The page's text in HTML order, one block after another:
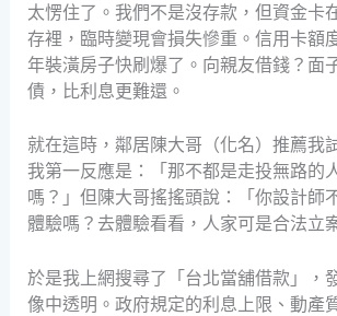
太愣住了。我們不是沒存款，但資金卡
存裡，臨時變現會損失慘重。信用卡額
年裝潢房子快刷爆了。向親友借錢？面
債，比利息更難還。
就在這時，鄰居陳大哥（化名）推薦我
我第一反應是：「那不都是走投無路的
嗎？」但陳大哥搖搖頭說：「你設計師
體驗嗎？去體驗看看，人家可是合法立
於是我上網搜尋了「台北當舖借款」，
像中透明。政府規定的利息上限、動產